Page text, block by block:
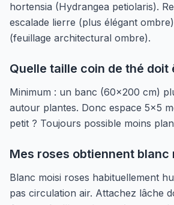
hortensia (Hydrangea petiolaris).
escalade lierre (plus élégant
(feuillage architectural ombre).
Quelle taille coin de thé doit
Minimum : un banc (60x200 cm)
autour plantes. Donc espace 5x5
petit ? Toujours possible moins
Mes roses obtiennent blanc
Blanc moisi roses habituellement
pas circulation air. Attachez lâche